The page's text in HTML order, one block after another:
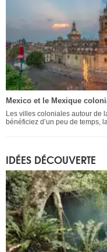
Mexico et le Mexique
Les villes coloniales autour de
bénéficiez d’un peu de temps,
IDÉES DÉCOUVERTE